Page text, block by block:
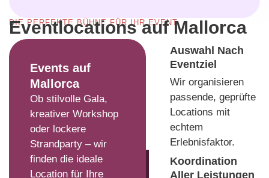
DIE PERFEKTE BÜHNE FÜR IHR EVENT
Eventlocations auf Mallorca
Events auf
Mallorca
Ob stilvolle Gala,
kreativer Workshop
oder lockere
Strandparty – wir
finden die ideale
Location für Ihre
Auswahl Nach
Eventziel
Wir organisieren
passende, geprüfte
Locations mit
echtem
Erlebnisfaktor.
Koordination
Aller Leistungen